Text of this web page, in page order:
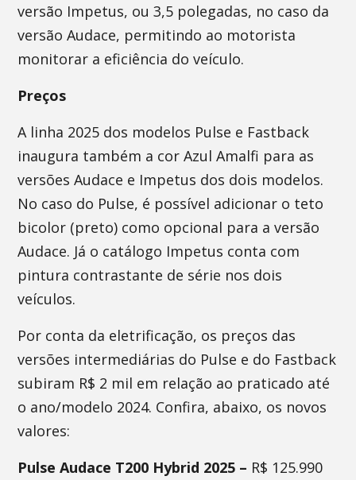
versão Impetus, ou 3,5 polegadas, no caso da
versão Audace, permitindo ao motorista
monitorar a eficiência do veículo.
Preços
A linha 2025 dos modelos Pulse e Fastback
inaugura também a cor Azul Amalfi para as
versões Audace e Impetus dos dois modelos.
No caso do Pulse, é possível adicionar o teto
bicolor (preto) como opcional para a versão
Audace. Já o catálogo Impetus conta com
pintura contrastante de série nos dois
veículos.
Por conta da eletrificação, os preços das
versões intermediárias do Pulse e do Fastback
subiram R$ 2 mil em relação ao praticado até
o ano/modelo 2024. Confira, abaixo, os novos
valores:
Pulse Audace T200 Hybrid 2025 – R$ 125.990